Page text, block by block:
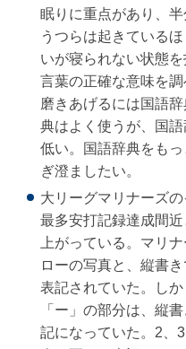
眠りに重点があり、
うつらは起きている
いが寝られない状態
言葉の正確な意味を
磨きあげるには国語
典はよく使うが、国
低い。国語辞典をも
ぎ澄ましたい。
大リーグマリナーズ
最多安打記録達成間
上がっている。マリ
ローの写真と、縦書
表記されていた。し
「ー」の部分は、縦
記になっていた。2、